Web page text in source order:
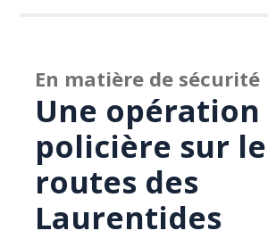
En matière de sécurité
Une opération
policière sur
routes des
Laurentides